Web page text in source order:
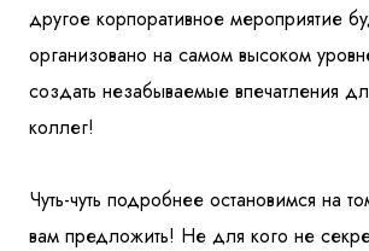
другое корпоративное мероприятие
организовано на самом высоком
создать незабываемые впечатления
коллег!
Чуть-чуть подробнее остановимся на
вам предложить! Не для кого не